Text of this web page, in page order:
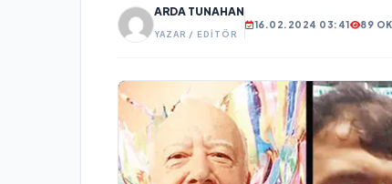
ARDA TUNAHAN
YAZAR / EDITÖR
16.02.2024 03:41 89